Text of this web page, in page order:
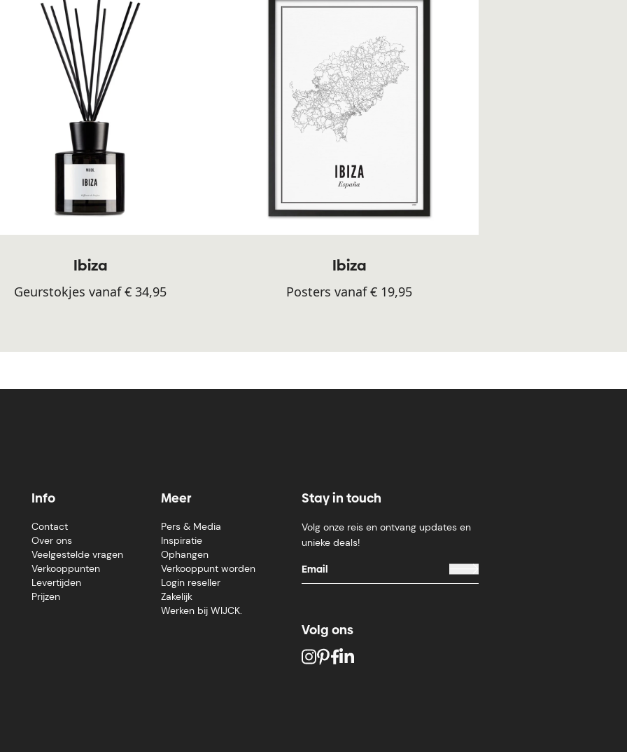
Ibiza
Geurstokjes vanaf € 34,95
Ibiza
Posters vanaf € 19,95
Info
Contact
Over ons
Veelgestelde vragen
Verkooppunten
Levertijden
Prijzen
Meer
Pers & Media
Inspiratie
Ophangen
Verkooppunt worden
Login reseller
Zakelijk
Werken bij WIJCK.
Stay in touch
Volg onze reis en ontvang updates en
unieke deals!
Volg ons